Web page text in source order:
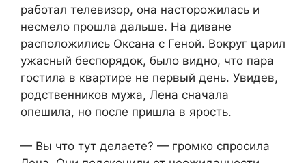
работал телевизор, она насторожилась и
несмело прошла дальше. На диване
расположились Оксана с Геной. Вокруг царил
ужасный беспорядок, было видно, что пара
гостила в квартире не первый день. Увидев,
родственников мужа, Лена сначала
опешила, но после пришла в ярость.
— Вы что тут делаете? — громко спросила